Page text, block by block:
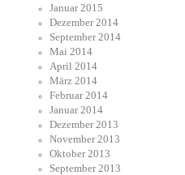
Januar 2015
Dezember 2014
September 2014
Mai 2014
April 2014
März 2014
Februar 2014
Januar 2014
Dezember 2013
November 2013
Oktober 2013
September 2013